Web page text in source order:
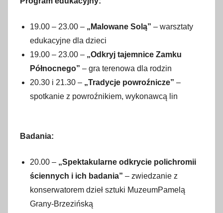
19.00 – 23.00 – „Malowane Solą” – warsztaty
edukacyjne dla dzieci
19.00 – 23.00 – „Odkryj tajemnice Zamku
Północnego” – gra terenowa dla rodzin
20.30 i 21.30 – „Tradycje powroźnicze” –
spotkanie z powroźnikiem, wykonawcą lin
Badania:
20.00 – „Spektakularne odkrycie polichromii
ściennych i ich badania” – zwiedzanie z
konserwatorem dzieł sztuki MuzeumPamelą
Grany-Brzezińską